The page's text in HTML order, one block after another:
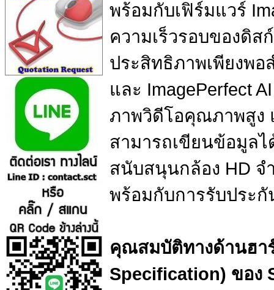
พร้อมกับเฟิร์มแวร์
ความเร็วรอบของดิส
ประสิทธิภาพเพียงพ
และ ImagePerfect
ภาพวิดีโอคุณภาพสูง
สามารถเขียนข้อมูล
สนับสนุนกล้อง HD จ
พร้อมกับการรับประ
คุณสมบัติทางด้านฮา
Specification) ของ